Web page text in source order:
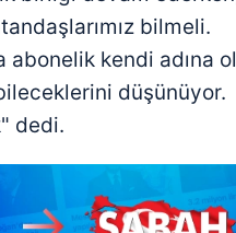
ilgili bilgi almak için lütfen
bilmeli.
abonelik kendi adına
düşünüyor.
dedi.